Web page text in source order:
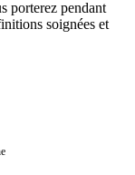
porterez pendant
soignées et